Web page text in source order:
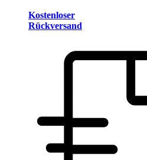
Kostenloser
Rückversand